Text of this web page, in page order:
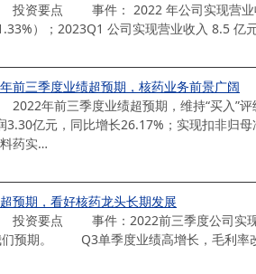
要点 事件： 2022 年公司实现营业收入
）；2023Q1 公司实现营业收入 8.5
前三季度业绩超预期，核药业务前景广阔
年前三季度业绩超预期，维持“买入”评
3.30亿元，同比增长26.17%；实现扣非归
药实…
预期，看好核药龙头长期发展
要点 事件：2022前三季度公司实现营
们预期。 Q3单季度业绩高增长，毛利率